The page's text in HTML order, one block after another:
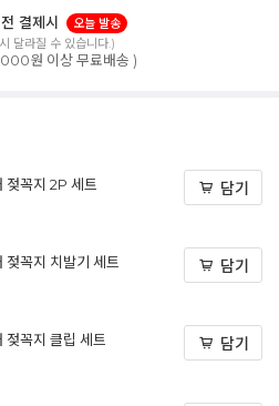
결제시
오늘 발송
달라질 수 있습니다.)
원 이상 무료배송 )
젖꼭지 2P 세트
담기
젖꼭지 치발기 세트
담기
젖꼭지 클립 세트
담기